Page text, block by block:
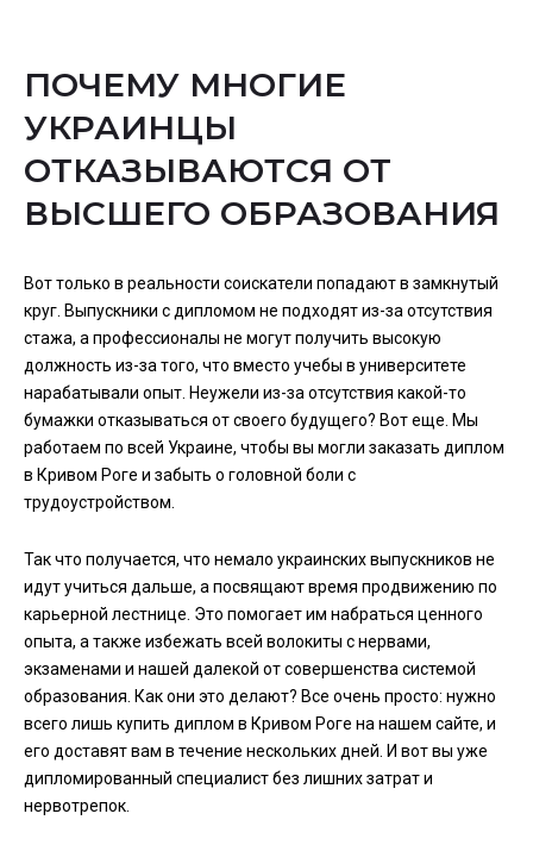
ПОЧЕМУ МНОГИЕ
УКРАИНЦЫ
ОТКАЗЫВАЮТСЯ ОТ
ВЫСШЕГО ОБРАЗОВАНИЯ
Вот только в реальности соискатели попадают в замкнутый
круг. Выпускники с дипломом не подходят из-за отсутствия
стажа, а профессионалы не могут получить высокую
должность из-за того, что вместо учебы в университете
нарабатывали опыт. Неужели из-за отсутствия какой-то
бумажки отказываться от своего будущего? Вот еще. Мы
работаем по всей Украине, чтобы вы могли заказать диплом
в Кривом Роге и забыть о головной боли с
трудоустройством.
Так что получается, что немало украинских выпускников не
идут учиться дальше, а посвящают время продвижению по
карьерной лестнице. Это помогает им набраться ценного
опыта, а также избежать всей волокиты с нервами,
экзаменами и нашей далекой от совершенства системой
образования. Как они это делают? Все очень просто: нужно
всего лишь купить диплом в Кривом Роге на нашем сайте, и
его доставят вам в течение нескольких дней. И вот вы уже
дипломированный специалист без лишних затрат и
нервотрепок.